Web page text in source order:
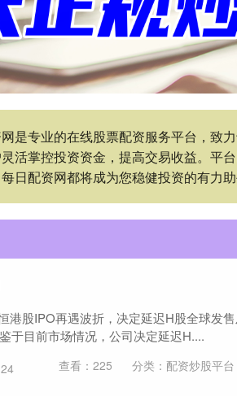
是专业的在线股票配资服务平台，致
活掌控投资资金，提高交易收益。平
日配资网都将成为您稳健投资的有力助
港股IPO再遇波折，决定延迟H股全球发售
于目前市场情况，公司决定延迟H....
查看： 225 分类： 配资炒股平台